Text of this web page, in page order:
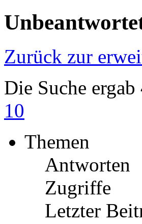
Zurück zur
Die Suche
10
Themen
Antworten
Zugriffe
Letzter